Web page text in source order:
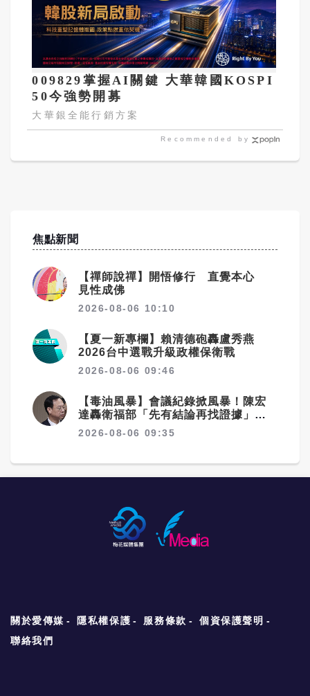
009829掌握AI關鍵 大華韓國KOSPI
50今強勢開募
大華銀全能行銷方案
Recommended by
焦點新聞
【禪師說禪】開悟修行 直覺本心
見性成佛
2026-08-06 10:10
【夏一新專欄】賴清德砲轟盧秀燕
2026台中選戰升級政權保衛戰
2026-08-06 09:46
【毒油風暴】會議紀錄掀風暴！陳宏
達轟衛福部「先有結論再找證據」 3
大爭議直指決策核心
2026-08-06 09:35
關於愛傳媒 隱私權保護 服務條款
個資保護聲明
聯絡我們